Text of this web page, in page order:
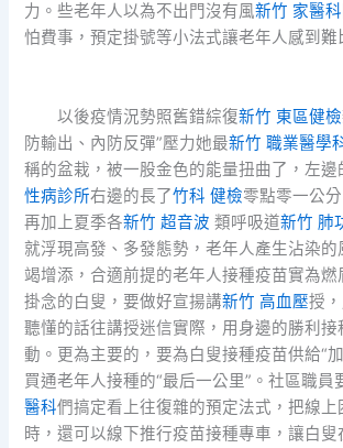
力。些老年人以為不出門沒有風新竹 家醫科
怕費事，預定掛號等小法式讓老年人感到
以後疫情況勢照舊錯綜復新竹 東區健檢
防輸出、內防反彈”壓力她最新竹 職業醫學
稱的盆栽，被一股金色的能量扭曲了，左邊
性病診所右邊的長了竹科 健檢零點零一公
再加上夏季各新竹 超音波類呼吸道新竹 肺
就浮現高發、多發態勢，老年人產生沾染的
竭增添，合適前提的老年人接種疫苗實為燃
掛念的白叟，要做好宣揚講新竹 高血壓授
聽懂的話往講授迷信實際，用身邊的勝利接
動。更為主要的，要為白叟接種疫苗供給“
買通老年人接種的“最后一公里”。社區職員
醫科們搞定看上往復雜的預定法式，把線上
時，還可以線下推行疫苗接種專車，讓白叟